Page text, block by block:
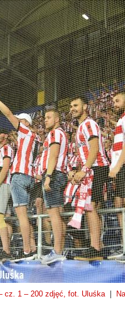
cz. 1 – 200 zdjęć, fot. Uluśka